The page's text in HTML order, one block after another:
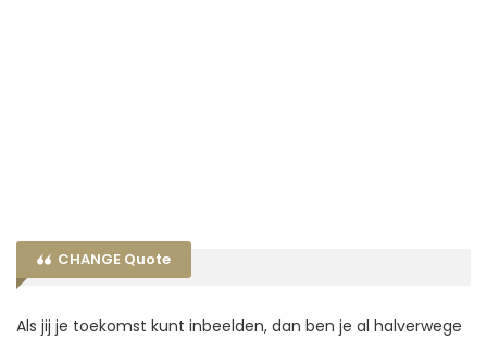
CHANGE Quote
Als jij je toekomst kunt inbeelden, dan ben je al halverwege